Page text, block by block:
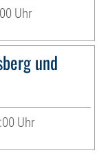
Uhr
und
Uhr